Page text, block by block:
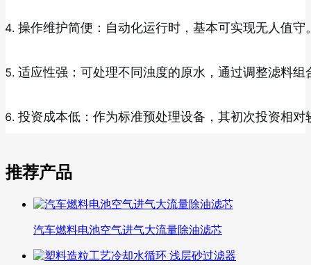
操作维护简便：自动化运行时，基本可实现无人值
适应性强：可处理不同浊度的原水，通过调整滤料
投资成本低：作为标准预处理设备，其初次投资相对
推荐产品
汽车燃料电池空气进气大流量除油滤芯